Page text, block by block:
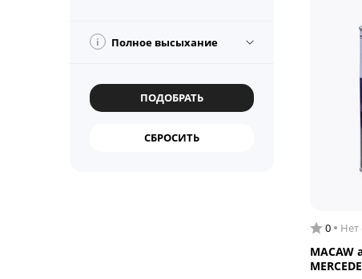
i Полное высыхание
0 Нет
MACAW